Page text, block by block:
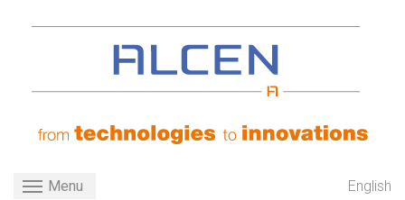
principal
Toggle navigation
Menu English